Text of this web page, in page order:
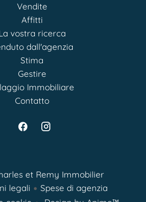
Vendite
Affitti
vostra ricerca
dall'agenzia
Stima
Gestire
Immobiliare
Contatto
et Remy Immobilier
legali
Spese di agenzia